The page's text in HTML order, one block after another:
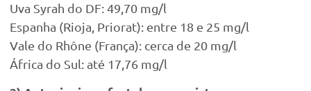
Uva Syrah do DF: 49,70 mg/l
Espanha (Rioja, Priorat): entre 18 e 25 mg/l
Vale do Rhône (França): cerca de 20 mg/l
África do Sul: até 17,76 mg/l